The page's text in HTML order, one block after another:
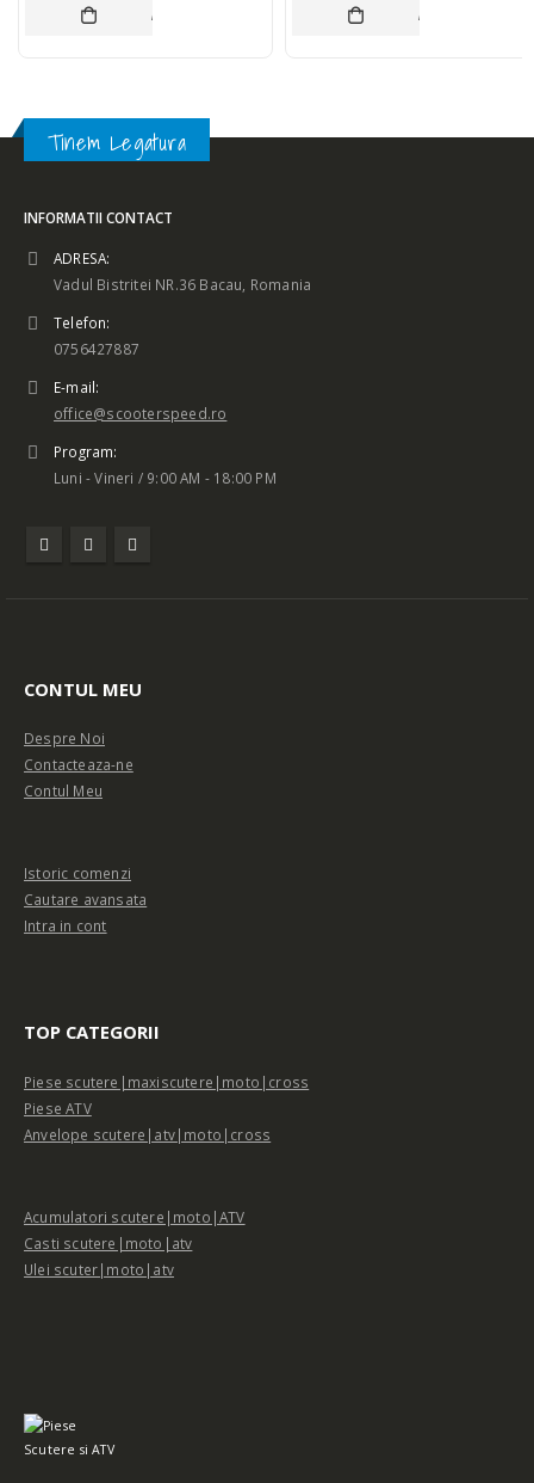
ADAUGĂ ÎN COȘ ADAUGĂ ÎN COȘ
Tinem Legatura
INFORMATII CONTACT
ADRESA:
Vadul Bistritei NR.36 Bacau, Romania
Telefon:
0756427887
E-mail:
office@scooterspeed.ro
Program:
Luni - Vineri / 9:00 AM - 18:00 PM
CONTUL MEU
Despre Noi
Contacteaza-ne
Contul Meu
Istoric comenzi
Cautare avansata
Intra in cont
TOP CATEGORII
Piese scutere|maxiscutere|moto|cross
Piese ATV
Anvelope scutere|atv|moto|cross
Acumulatori scutere|moto|ATV
Casti scutere|moto|atv
Ulei scuter|moto|atv